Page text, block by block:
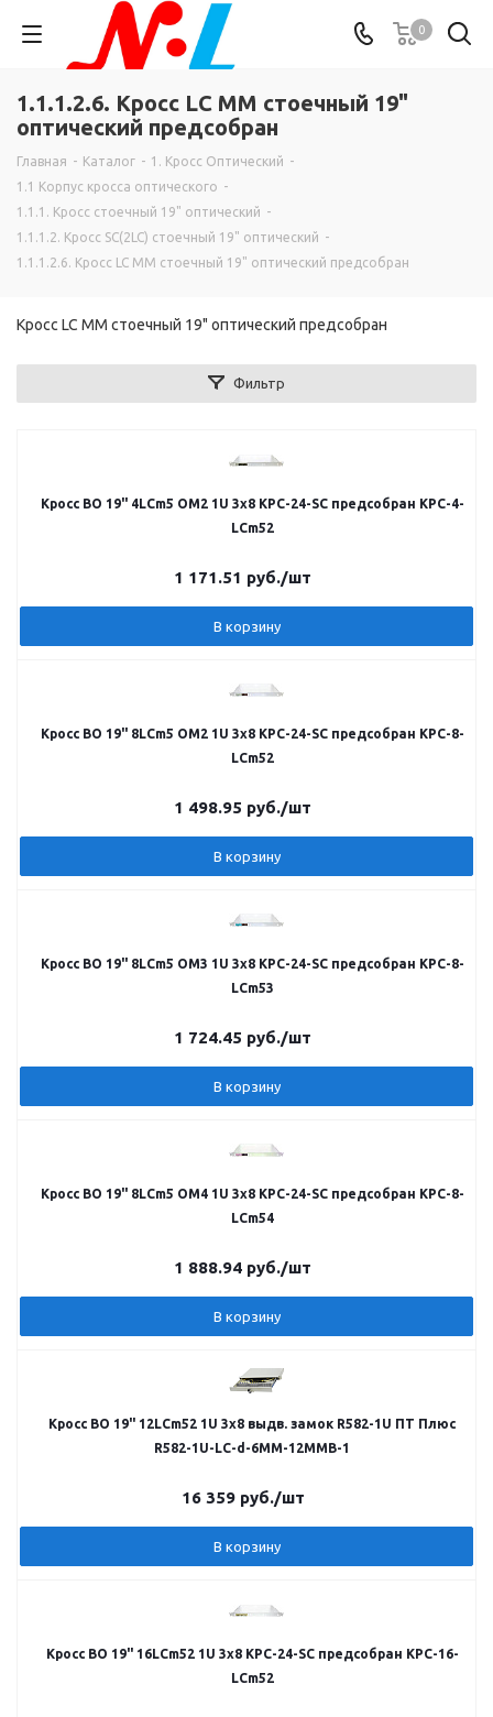
0
1.1.1.2.6. Кросс LC MM стоечный 19"
оптический предсобран
Главная - Каталог - 1. Кросс Оптический -
1.1 Корпус кросса оптического -
1.1.1. Кросс стоечный 19" оптический -
1.1.1.2. Кросс SC(2LC) стоечный 19" оптический -
1.1.1.2.6. Кросс LC MM стоечный 19" оптический предсобран
Кросс LC MM стоечный 19" оптический предсобран
Фильтр
Кросс ВО 19" 4LCm5 OM2 1U 3х8 КРС-24-SC предсобран КРС-4-
LCm52
1 171.51 руб./шт
В корзину
Кросс ВО 19" 8LCm5 OM2 1U 3х8 КРС-24-SC предсобран КРС-8-
LCm52
1 498.95 руб./шт
В корзину
Кросс ВО 19" 8LCm5 OM3 1U 3х8 КРС-24-SC предсобран КРС-8-
LCm53
1 724.45 руб./шт
В корзину
Кросс ВО 19" 8LCm5 OM4 1U 3х8 КРС-24-SC предсобран КРС-8-
LCm54
1 888.94 руб./шт
В корзину
Кросс ВО 19" 12LCm52 1U 3х8 выдв. замок R582-1U ПТ Плюс
R582-1U-LC-d-6ММ-12ММВ-1
16 359руб./шт
В корзину
Кросс ВО 19" 16LCm52 1U 3х8 КРС-24-SC предсобран КРС-16-
LCm52